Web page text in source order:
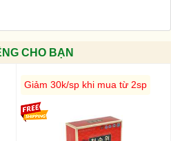
CHO BẠN
Giảm 30k/sp khi mua từ 2sp